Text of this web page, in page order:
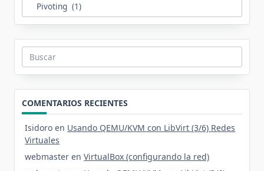
Buscar:
COMENTARIOS RECIENTES
Isidoro en Usando QEMU/KVM con LibVirt (3/6) Redes
Virtuales
webmaster enVirtualBox (configurando la red)